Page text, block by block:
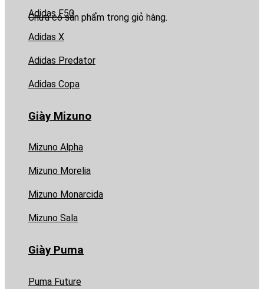
Chưa có sản phẩm trong giỏ hàng.
Adidas F50
Adidas X
Adidas Predator
Adidas Copa
Giày Mizuno
Mizuno Alpha
Mizuno Morelia
Mizuno Monarcida
Mizuno Sala
Giày Puma
Puma Future